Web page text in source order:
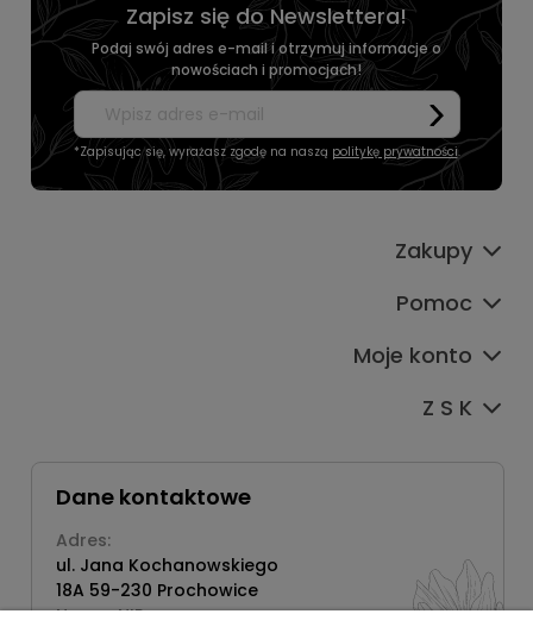
Zapisz się do Newslettera!
Podaj swój adres e-mail i otrzymuj informacje o
nowościach i promocjach!
*Zapisując się, wyrażasz zgodę na naszą politykę prywatności.
Zakupy
Pomoc
Moje konto
Z S K
Dane kontaktowe
Adres:
ul. Jana Kochanowskiego
18A 59-230 Prochowice
Numer NIP: